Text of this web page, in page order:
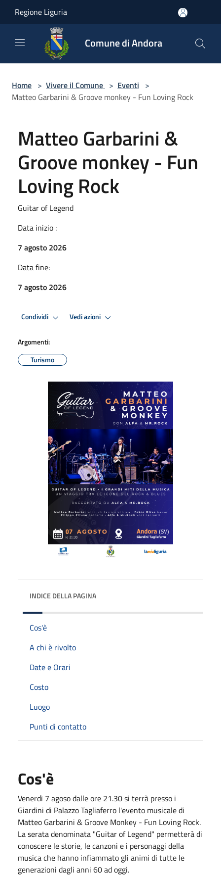
Regione Liguria
Comune di Andora
Home > Vivere il Comune > Eventi >
Matteo Garbarini & Groove monkey - Fun Loving Rock
Matteo Garbarini &
Groove monkey - Fun
Loving Rock
Guitar of Legend
Data inizio :
7 agosto 2026
Data fine:
7 agosto 2026
Condividi Vedi azioni
Argomenti:
Turismo
INDICE DELLA PAGINA
Cos'è
A chi è rivolto
Date e Orari
Costo
Luogo
Punti di contatto
Cos'è
Venerdì 7 agoso dalle ore 21.30 si terrà presso i
Giardini di Palazzo Tagliaferro l'evento musicale di
Matteo Garbarini & Groove Monkey - Fun Loving Rock.
La serata denominata "Guitar of Legend" permetterà di
conoscere le storie, le canzoni e i personaggi della
musica che hanno infiammato gli animi di tutte le
generazioni dagli anni 60 ad oggi.